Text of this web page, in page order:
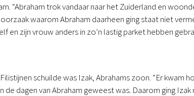
“Abraham trok vandaar naar het Zuiderland en
oorzaak waarom Abraham daarheen ging staat niet
en zijn vrouw anders in zo’n lastig parket hebben
schuilde was Izak, Abrahams zoon. “Er kwam
de dagen van Abraham geweest was. Daarom ging Izak